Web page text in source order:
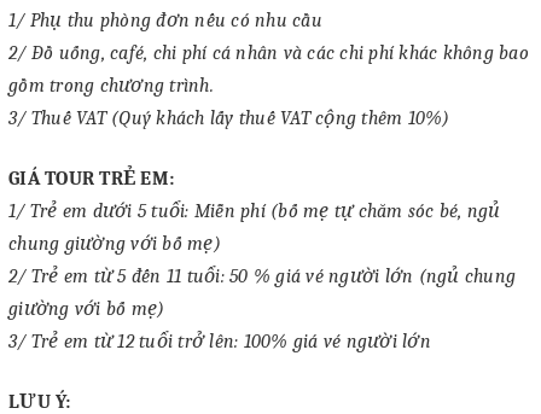
1/ Phụ thu phòng đơn nếu có nhu cầu
2/ Đồ uống, café, chi phí cá nhân và các chi phí khác không bao
gồm trong chương trình.
3/ Thuế VAT (Quý khách lấy thuế VAT cộng thêm 10%)
GIÁ TOUR TRẺ EM:
1/ Trẻ em dưới 5 tuổi: Miễn phí (bố mẹ tự chăm sóc bé, ngủ
chung giường với bố mẹ)
2/ Trẻ em từ 5 đến 11 tuổi: 50 % giá vé người lớn (ngủ chung
giường với bố mẹ)
3/ Trẻ em từ 12 tuổi trở lên: 100% giá vé người lớn
LƯU Ý: